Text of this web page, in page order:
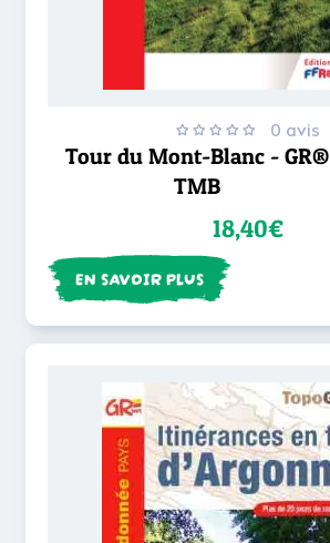
0 avis
Tour du Mont-Blanc - GR®
TMB
18,40€
EN SAVOIR PLUS